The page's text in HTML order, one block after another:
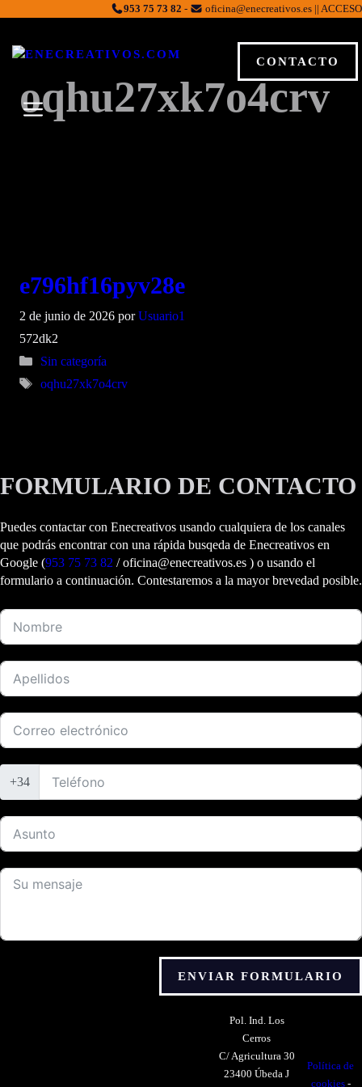
contenido
953 75 73 82 - oficina@enecreativos.es || ACCESO
MENÚ
CONTACTO
oqhu27xk7o4crv
e796hf16pyv28e
2 de junio de 2026 porUsuario1
572dk2
Categorías
Sin categoría
Etiquetas
oqhu27xk7o4crv
FORMULARIO DE CONTACTO
Puedes contactar con Enecreativos usando cualquiera de los canales
que podrás encontrar con una rápida busqeda de Enecreativos en
Google (953 75 73 82 / oficina@enecreativos.es ) o usando el
formulario a continuación. Contestaremos a la mayor brevedad posible.
+34
ENVIAR FORMULARIO
Pol. Ind. Los
Cerros
C/ Agricultura 30
23400 Úbeda J
Política de
cookies-